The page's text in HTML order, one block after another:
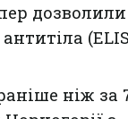
дозволили
ніж за